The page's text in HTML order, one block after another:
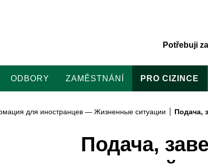
Potřebuji
ODBORY ZAMĚSTNÁNÍ PRO CIZINCE
для иностранцев — Жизненные ситуации Подача,
Подача,